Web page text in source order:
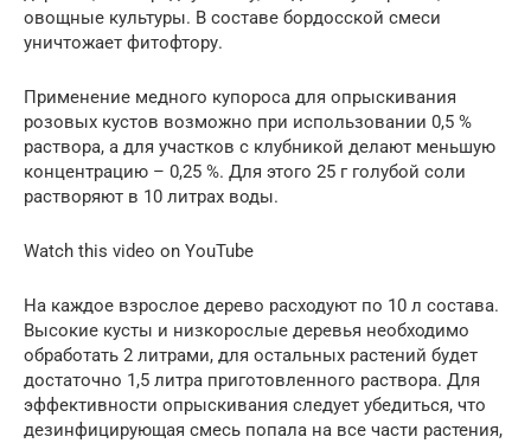
овощные культуры. В составе бордосской смеси
уничтожает фитофтору.
Применение медного купороса для опрыскивания
розовых кустов возможно при использовании 0,5 %
раствора, а для участков с клубникой делают меньшую
концентрацию – 0,25 %. Для этого 25 г голубой соли
растворяют в 10 литрах воды.
Watch this video on YouTube
На каждое взрослое дерево расходуют по 10 л состава.
Высокие кусты и низкорослые деревья необходимо
обработать 2 литрами, для остальных растений будет
достаточно 1,5 литра приготовленного раствора. Для
эффективности опрыскивания следует убедиться, что
дезинфицирующая смесь попала на все части растения,